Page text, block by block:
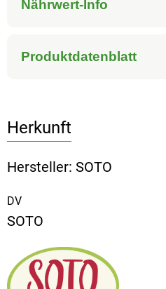
Nährwert-Info
Produktdatenblatt
Herkunft
Hersteller: SOTO
DV
SOTO